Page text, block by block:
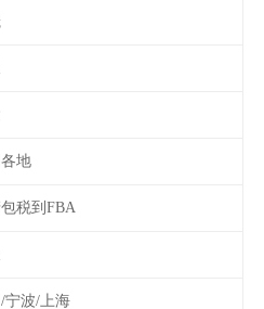
地
税到FBA
宁波/上海